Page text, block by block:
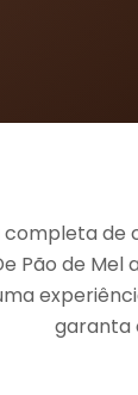
completa
Pão de Mel
garanta